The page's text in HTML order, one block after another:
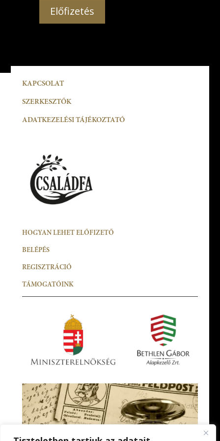
Előfizetés
KAPCSOLAT
SZERKESZTŐK
ADATKEZELÉSI TÁJÉKOZTATÓ
HOGYAN LEHET ELŐFIZETŐ
BELÉPÉS
REGISZTRÁCIÓ
TÁMOGATÓINK